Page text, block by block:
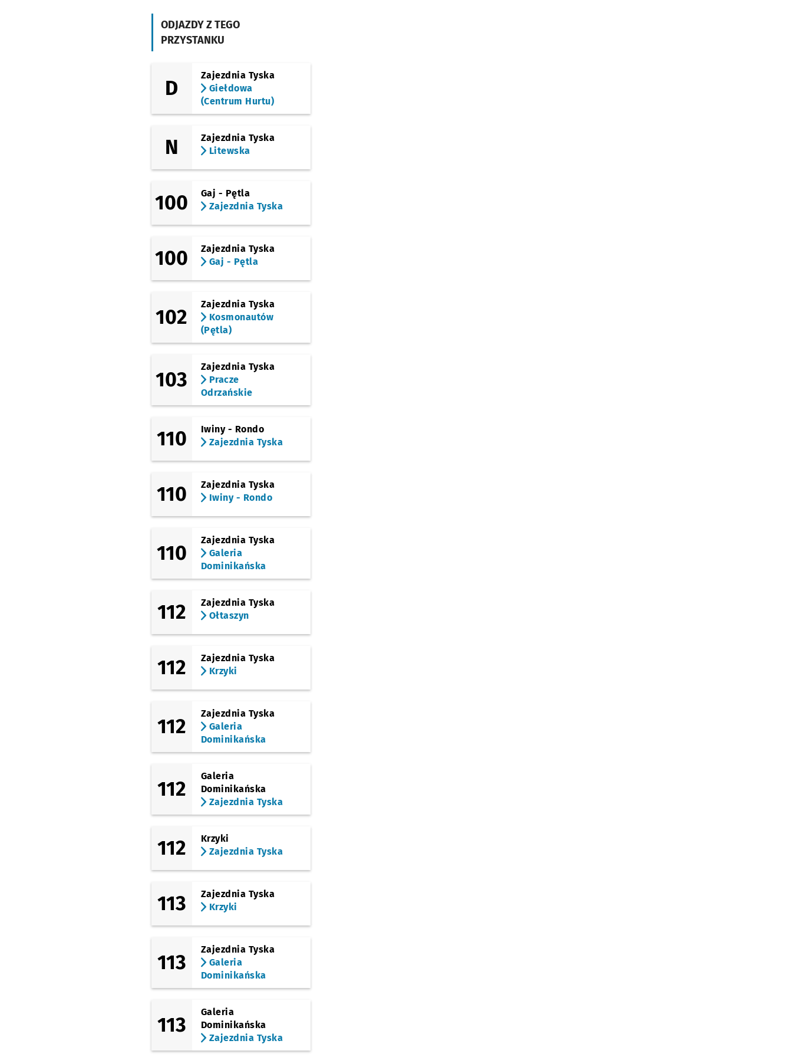
ODJAZDY Z TEGO
PRZYSTANKU
D
Zajezdnia Tyska
Giełdowa
(Centrum Hurtu)
N
Zajezdnia Tyska
Litewska
100
Gaj - Pętla
Zajezdnia Tyska
100
Zajezdnia Tyska
Gaj - Pętla
102
Zajezdnia Tyska
Kosmonautów
(Pętla)
103
Zajezdnia Tyska
Pracze
Odrzańskie
110
Iwiny - Rondo
Zajezdnia Tyska
110
Zajezdnia Tyska
Iwiny - Rondo
110
Zajezdnia Tyska
Galeria
Dominikańska
112
Zajezdnia Tyska
Ołtaszyn
112
Zajezdnia Tyska
Krzyki
112
Zajezdnia Tyska
Galeria
Dominikańska
112
Galeria
Dominikańska
Zajezdnia Tyska
112
Krzyki
Zajezdnia Tyska
113
Zajezdnia Tyska
Krzyki
113
Zajezdnia Tyska
Galeria
Dominikańska
113
Galeria
Dominikańska
Zajezdnia Tyska